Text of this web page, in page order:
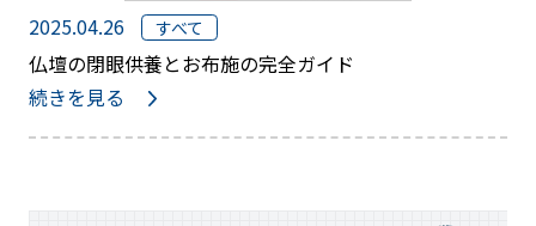
2025.04.26 すべて
仏壇の閉眼供養とお布施の完全ガイド
続きを見る